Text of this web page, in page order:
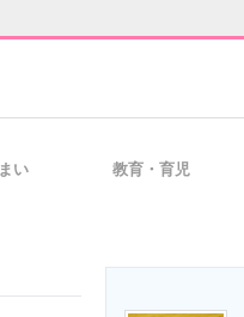
い 教育・育児